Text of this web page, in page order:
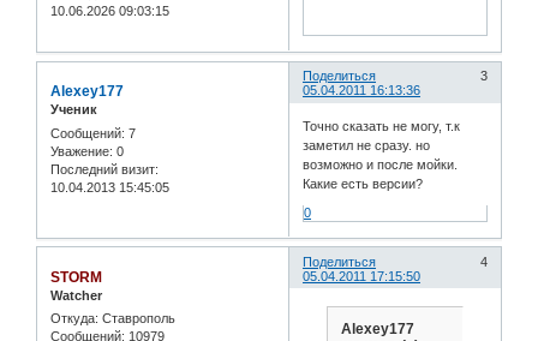
10.06.2026 09:03:15
Поделиться
3
05.04.2011 16:13:36
Alexey177
Ученик
Сообщений: 7
Уважение: 0
Последний визит:
10.04.2013 15:45:05
Точно сказать не могу, т.к
заметил не сразу. но
возможно и после мойки.
Какие есть версии?
0
Поделиться
4
05.04.2011 17:15:50
STORM
Watcher
Откуда: Ставрополь
Сообщений: 10979
Alexey177